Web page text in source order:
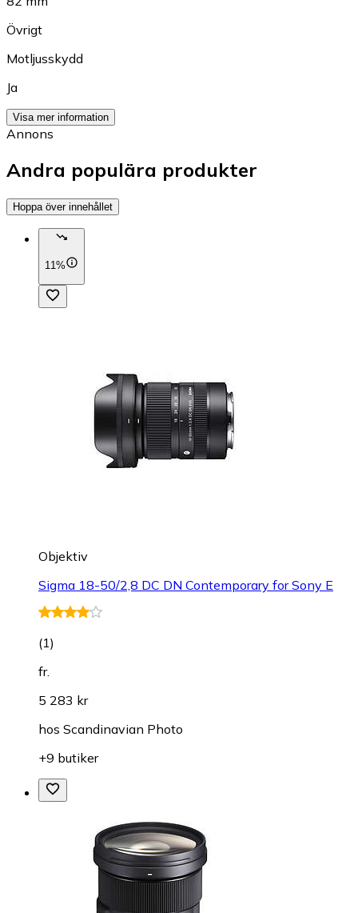
Övrigt
Motljusskydd
Ja
Visa mer information
Annons
Andra populära produkter
Hoppa över innehållet
11%
Objektiv
Sigma 18-50/2,8 DC DN Contemporary for Sony E
(1)
fr.
5 283 kr
hos Scandinavian Photo
+9 butiker